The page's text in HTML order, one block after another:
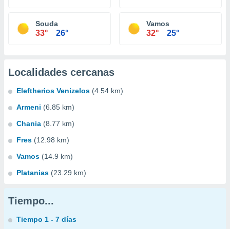
Souda
33° 26°
Vamos
32° 25°
Localidades cercanas
Eleftherios Venizelos (4.54 km)
Armeni (6.85 km)
Chania (8.77 km)
Fres (12.98 km)
Vamos (14.9 km)
Platanias (23.29 km)
Tiempo...
Tiempo 1 - 7 días